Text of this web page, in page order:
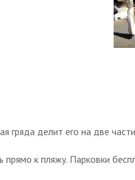
гряда делит его на две
к пляжу. Парковки